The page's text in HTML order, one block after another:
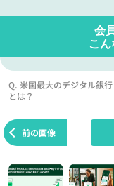
会
こ
Q. 米国最大のデジタル銀
とは？
前の画像